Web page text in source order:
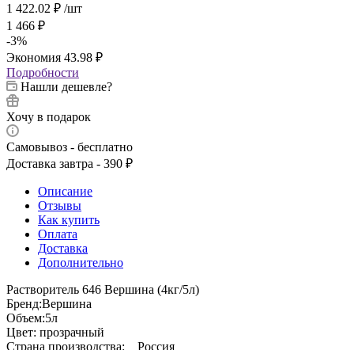
1 422.02 ₽ /шт
1 466 ₽
-3%
Экономия 43.98 ₽
Подробности
Нашли дешевле?
Хочу в подарок
Самовывоз - бесплатно
Доставка завтра - 390 ₽
Описание
Отзывы
Как купить
Оплата
Доставка
Дополнительно
Растворитель 646 Вершина (4кг/5л)
Бренд:Вершина
Объем:5л
Цвет: прозрачный
Страна производства: Россия